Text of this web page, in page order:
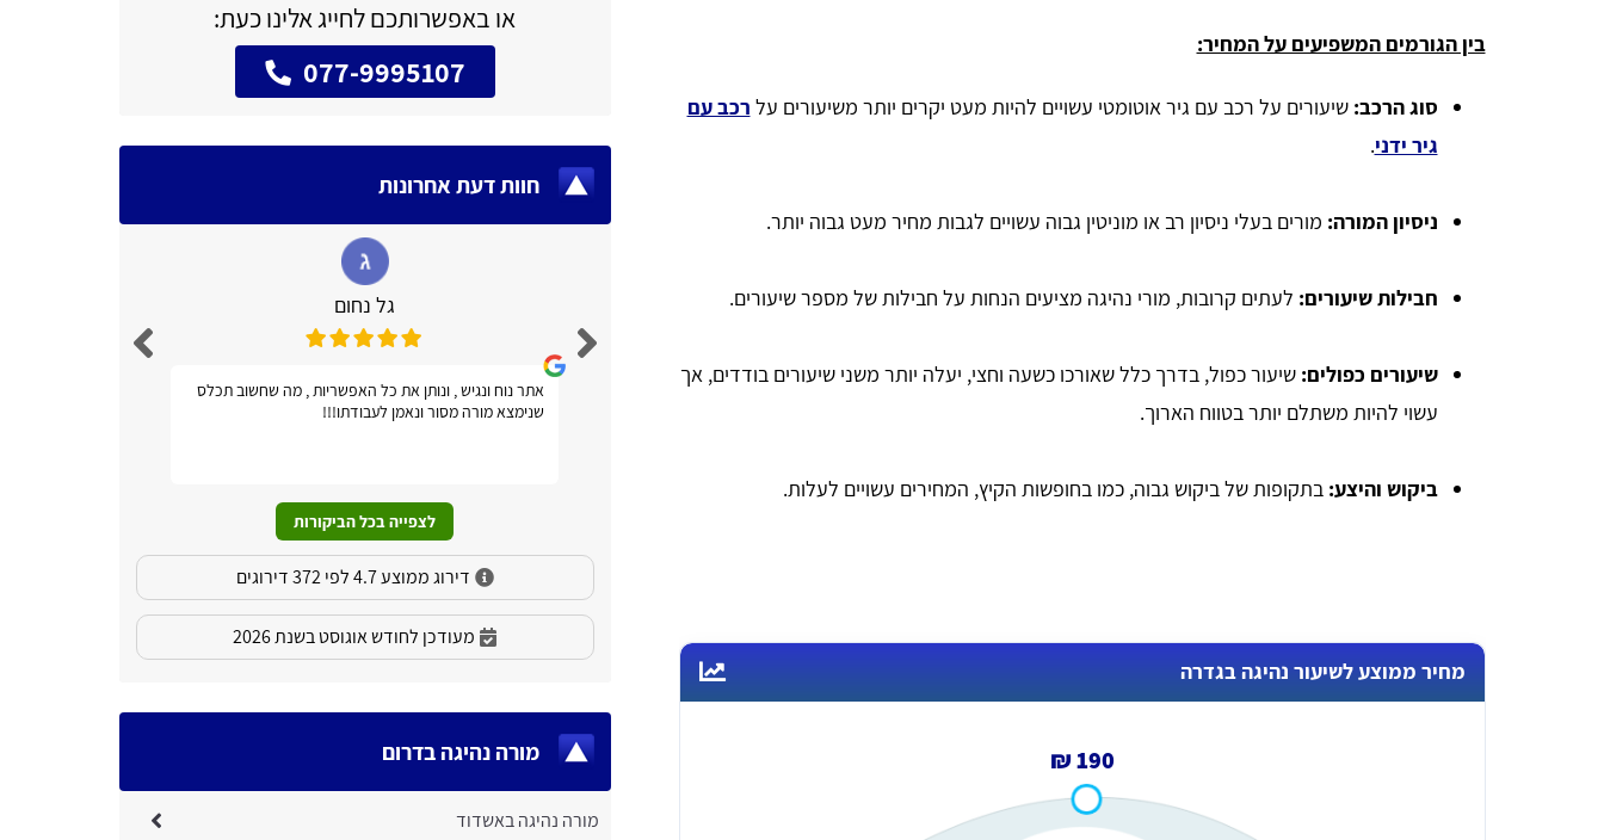
בין הגורמים המשפיעים על המחיר:
סוג הרכב: שיעורים על רכב עם גיר אוטומטי עשויים להיות מעט יקרים יותר משיעורים על רכב עם
גיר ידני.
ניסיון המורה: מורים בעלי ניסיון רב או מוניטין גבוה עשויים לגבות מחיר מעט גבוה יותר.
חבילות שיעורים: לעתים קרובות, מורי נהיגה מציעים הנחות על חבילות של מספר שיעורים.
שיעורים כפולים: שיעור כפול, בדרך כלל שאורכו כשעה וחצי, יעלה יותר משני שיעורים בודדים, אך
עשוי להיות משתלם יותר בטווח הארוך.
ביקוש והיצע: בתקופות של ביקוש גבוה, כמו בחופשות הקיץ, המחירים עשויים לעלות.
מחיר ממוצע לשיעור נהיגה בגדרה
190 ₪
או באפשרותכם לחייג אלינו כעת:
077-9995107
חוות דעת אחרונות
גל נחום
אתר נוח ונגיש , ונותן את כל האפשריות , מה שחשוב תכלס
שנימצא מורה מסור ונאמן לעבודתו!!!
Fran Efrat Shifrin Salinger
אתר נוח מאוד לשימוש, אני מקווה שגם אעזר בו.
RUTH
אחלה אתר מרכז את כל החומר במורה קצרה ברורה
ומתומצתת❤️
לצפייה בכל הביקורות
דירוג ממוצע 4.7 לפי 372 דירוגים
מעודכן לחודש אוגוסט בשנת 2026
מורה נהיגה בדרום
מורה נהיגה באשדוד